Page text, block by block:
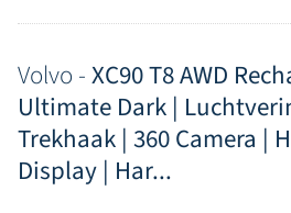
Volvo -XC90 T8 AWD
Ultimate Dark |
Trekhaak | 360 Camera |
Display | Har...